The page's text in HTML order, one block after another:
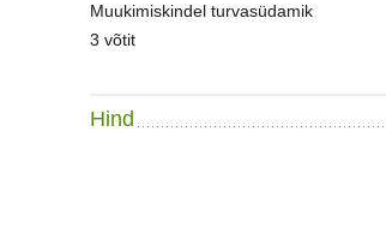
Muukimiskindel turvasüdamik
3 võtit
Hind